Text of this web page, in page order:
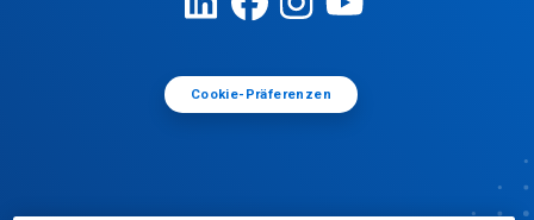
Cookie-Präferenzen